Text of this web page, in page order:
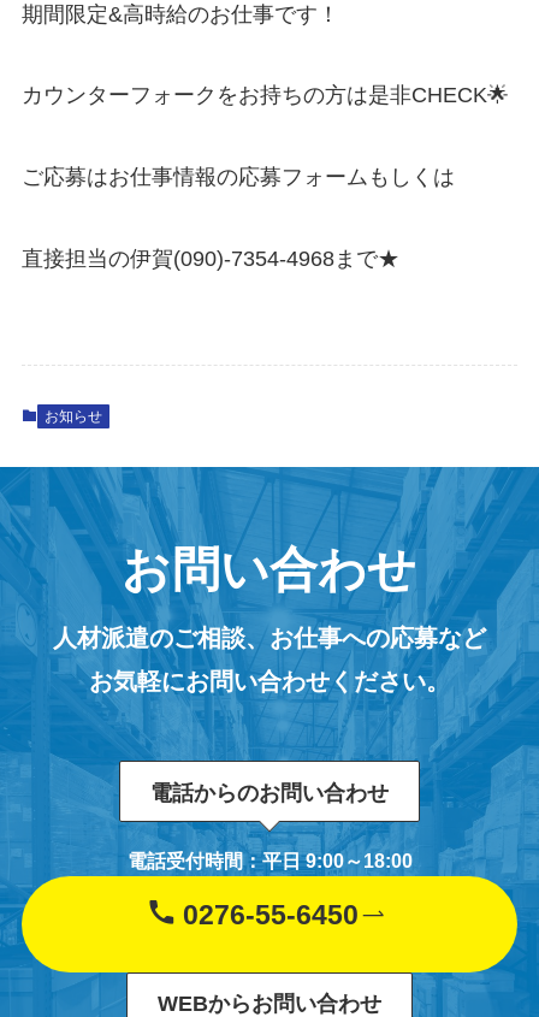
期間限定&高時給のお仕事です！
カウンターフォークをお持ちの方は是非CHECK🌟
ご応募はお仕事情報の応募フォームもしくは
直接担当の伊賀(090)-7354-4968まで★
お知らせ
お問い合わせ
人材派遣のご相談、お仕事への応募など
お気軽にお問い合わせください。
電話からのお問い合わせ
電話受付時間：平日 9:00～18:00
0276-55-6450
WEBからお問い合わせ